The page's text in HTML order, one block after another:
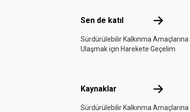
Sen de katıl Sen de katıl
Sürdürülebilir Kalkınma Amaçlarına
Ulaşmak için Harekete Geçelim
Kaynaklar Kaynaklar
Sürdürülebilir Kalkınma Amaçlarına